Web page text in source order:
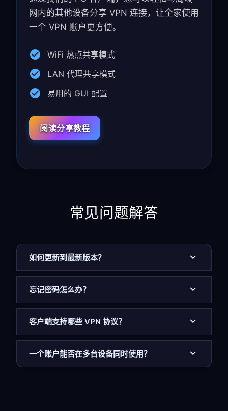
网内的其他设备分享 VPN 连接，让全家使用
一个 VPN 账户更方便。
WiFi 热点共享模式
LAN 代理共享模式
易用的 GUI 配置
阅读分享教程
常见问题解答
如何更新到最新版本？
忘记密码怎么办？
客户端支持哪些 VPN 协议？
一个账户能否在多台设备同时使用？